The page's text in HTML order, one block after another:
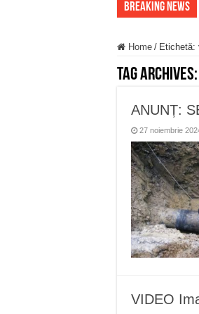
Breaking News
Home / Etichetă:
Tag Archives:
ANUNȚ:
27 noiembrie
VIDEO